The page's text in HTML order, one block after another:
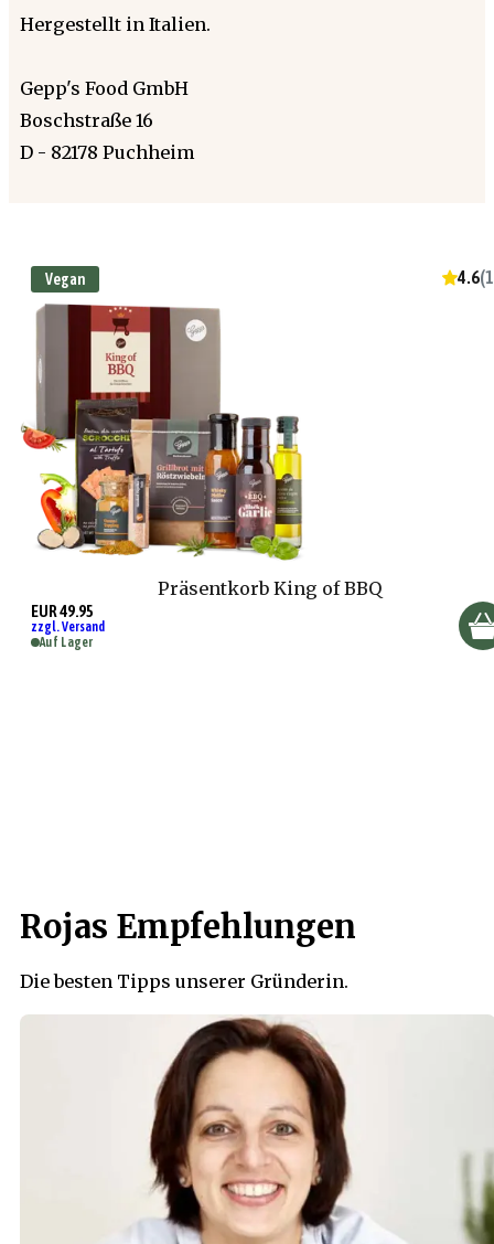
Hergestellt in Italien.
Gepp's Food GmbH
Boschstraße 16
D - 82178 Puchheim
Vegan 4.6(
Präsentkorb King of BBQ
EUR 49.95
zzgl. Versand
Auf Lager
Rojas Empfehlungen
Die besten Tipps unserer Gründerin.